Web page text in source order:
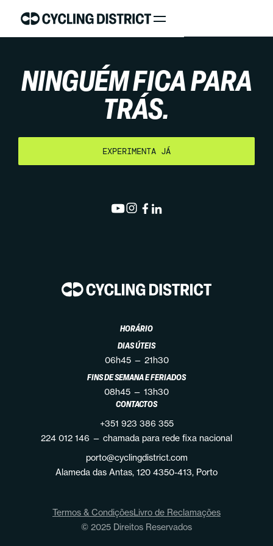
NINGUÉM FICA PARA
TRÁS.
EXPERIMENTA JÁ
HORÁRIO
DIAS ÚTEIS
06h45 — 21h30
FINS DE SEMANA E FERIADOS
08h45 — 13h30
CONTACTOS
+351 923 386 355
224 012 146 — chamada para rede fixa nacional
porto@cyclingdistrict.com
Alameda das Antas, 120 4350-413, Porto
Termos & CondiçõesLivro de Reclamações
© 2025 Direitos Reservados